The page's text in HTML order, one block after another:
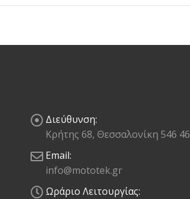
Διεύθυνση:
Κρήτης 68, Θεσσαλονίκη 546 46
Email:
info@mototek.gr
Ωράριο Λειτουργίας: